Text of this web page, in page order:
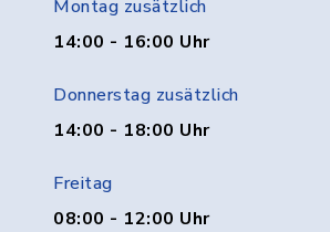
Montag zusätzlich
14:00 - 16:00 Uhr
Donnerstag zusätzlich
14:00 - 18:00 Uhr
Freitag
08:00 - 12:00 Uhr